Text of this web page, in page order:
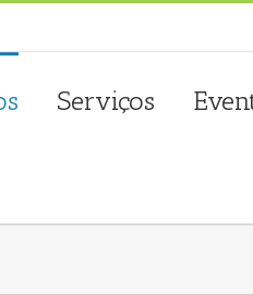
Serviços